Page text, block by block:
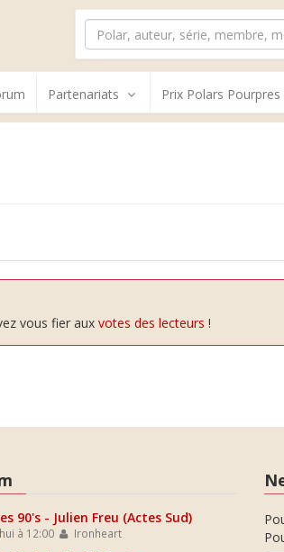
Partenariats Prix Polars Pourpres
vous fier aux votes des lecteurs !
90's - Julien Freu (Actes Sud)
à 12:00 Ironheart